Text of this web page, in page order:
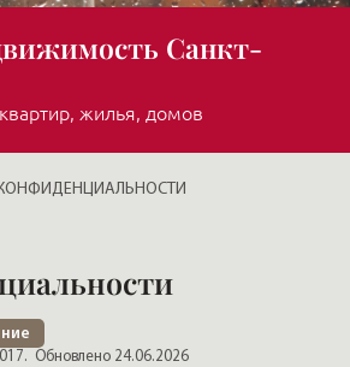
Санкт-
жилья, домов
Обновлено 24.06.2026